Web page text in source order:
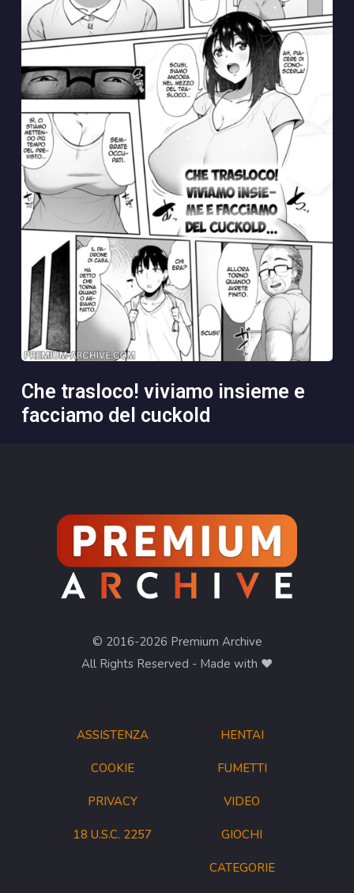
che trasloco! viviamo insieme e
facciamo del cuckold
ASSISTENZA
COOKIE
PRIVACY
18 U.S.C. 2257
© 2016-2026 Premium Archive
All Rights Reserved - Made with ❤︎
HENTAI
FUMETTI
VIDEO
GIOCHI
CATEGORIE